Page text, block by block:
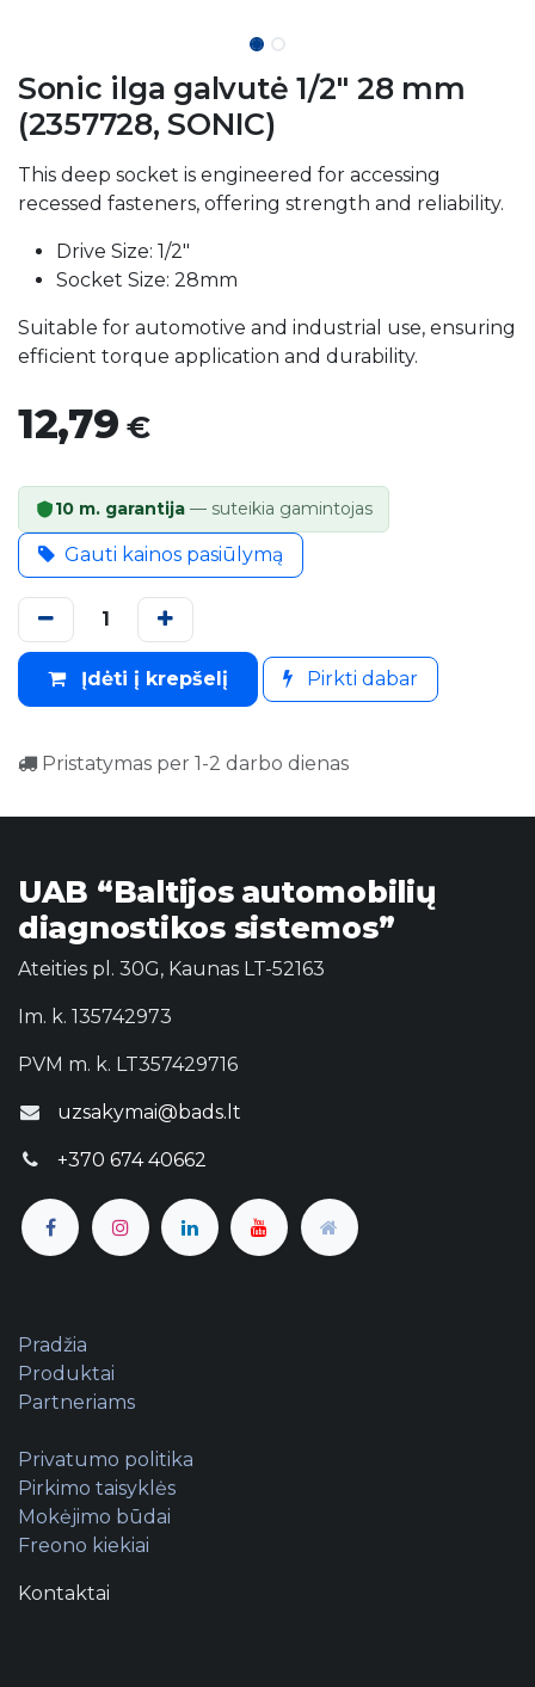
Sonic ilga galvutė 1/2" 28 mm
(2357728, SONIC)
This deep socket is engineered for accessing
recessed fasteners, offering strength and reliability.
Drive Size: 1/2"
Socket Size: 28mm
Suitable for automotive and industrial use, ensuring
efficient torque application and durability.
12,79 €
10 m. garantija — suteikia gamintojas
Gauti kainos pasiūlymą
Įdėti į krepšelį Pirkti dabar
Pristatymas per 1-2 darbo dienas
UAB “Baltijos automobilių
diagnostikos sistemos”
Ateities pl. 30G, Kaunas LT-52163
Im. k. 135742973
PVM m. k. LT357429716
uzsakymai@bads.lt
+370 674 40662
Pradžia
Produktai
Partneriams
Privatumo politika
Pirkimo taisyklės
Mokėjimo būdai
Freono kiekiai
Kontaktai